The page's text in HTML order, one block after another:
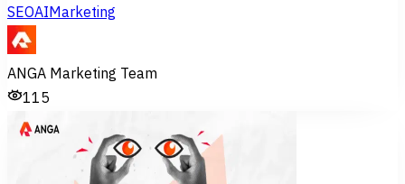
SEOAIMarketing
ANGA Marketing Team
115